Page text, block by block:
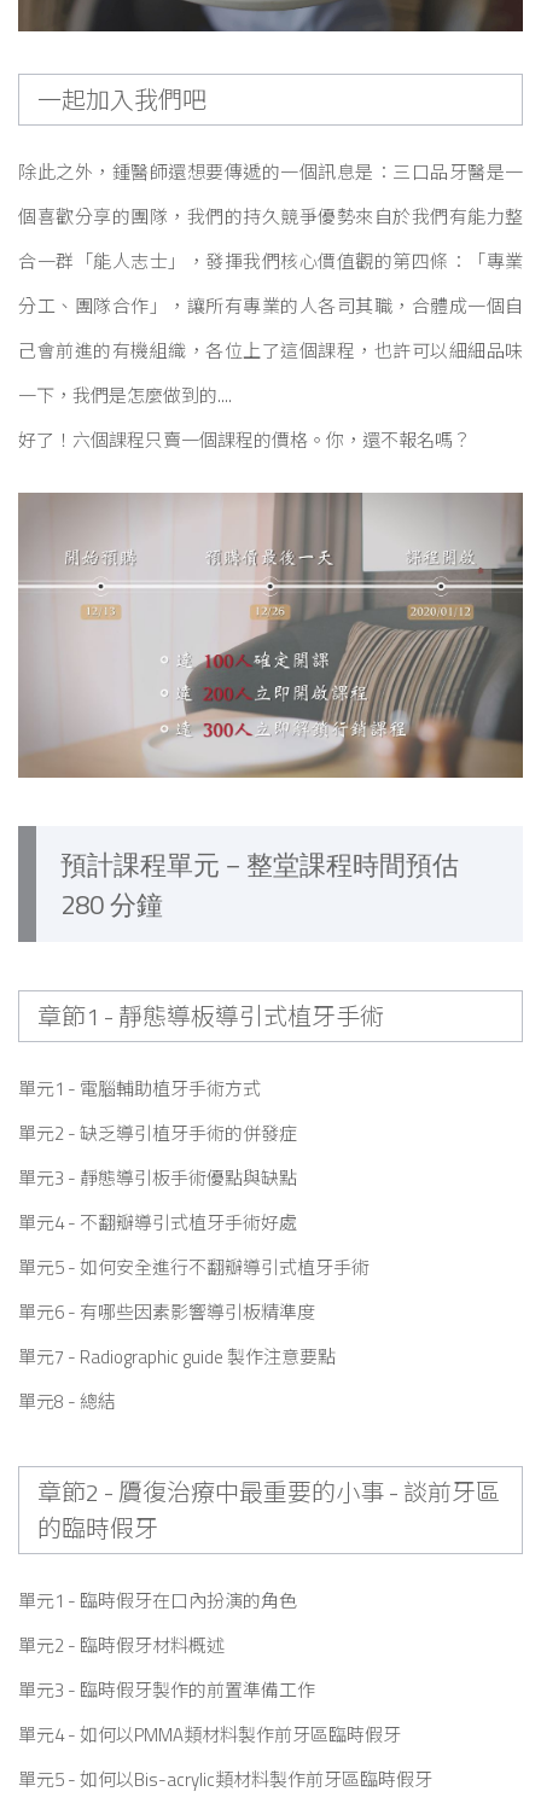
一起加入我們吧
除此之外，鍾醫師還想要傳遞的一個訊息是：三口品牙醫是一
個喜歡分享的團隊，我們的持久競爭優勢來自於我們有能力整
合一群「能人志士」，發揮我們核心價值觀的第四條：「專業
分工、團隊合作」，讓所有專業的人各司其職，合體成一個自
己會前進的有機組織，各位上了這個課程，也許可以細細品味
一下，我們是怎麼做到的....
好了！六個課程只賣一個課程的價格。你，還不報名嗎？
預計課程單元－整堂課程時間預估
280 分鐘
章節1 - 靜態導板導引式植牙手術
單元1 - 電腦輔助植牙手術方式
單元2 - 缺乏導引植牙手術的併發症
單元3 - 靜態導引板手術優點與缺點
單元4 - 不翻瓣導引式植牙手術好處
單元5 - 如何安全進行不翻瓣導引式植牙手術
單元6 - 有哪些因素影響導引板精準度
單元7 - Radiographic guide 製作注意要點
單元8 - 總結
章節2 - 贗復治療中最重要的小事 - 談前牙區
的臨時假牙
單元1 - 臨時假牙在口內扮演的角色
單元2 - 臨時假牙材料概述
單元3 - 臨時假牙製作的前置準備工作
單元4 - 如何以PMMA類材料製作前牙區臨時假牙
單元5 - 如何以Bis-acrylic類材料製作前牙區臨時假牙